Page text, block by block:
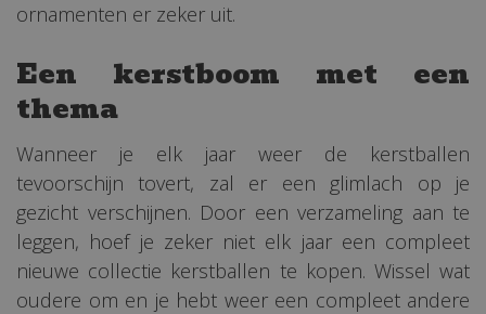
ornamenten er zeker uit.
Een kerstboom met een
thema
Wanneer je elk jaar weer de kerstballen
tevoorschijn tovert, zal er een glimlach op je
gezicht verschijnen. Door een verzameling aan te
leggen, hoef je zeker niet elk jaar een compleet
nieuwe collectie kerstballen te kopen. Wissel wat
oudere om en je hebt weer een compleet andere